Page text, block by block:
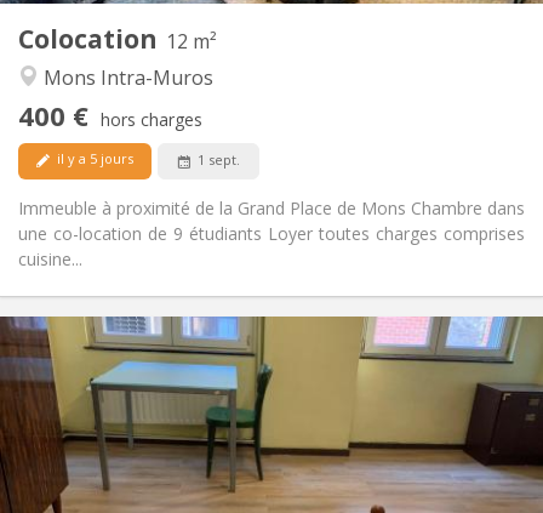
Colocation 12 m²
Mons Intra-Muros
400 € hors charges
il y a 5 jours 1 sept.
Immeuble à proximité de la Grand Place de Mons Chambre dans
une co-location de 9 étudiants Loyer toutes charges comprises
cuisine...
Infos Pratiques
Loyer:
400 €
Charges:
12 mois, 5-6 mois
Domiciliation:
Acceptée
Aménagement